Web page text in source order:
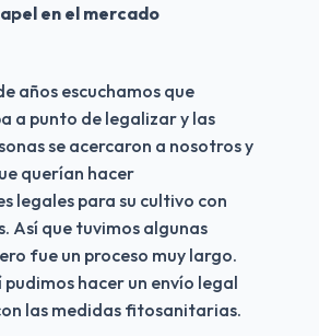
en el mercado
años escuchamos que
a punto de legalizar y las
se acercaron a nosotros y
querían hacer
legales para su cultivo con
Así que tuvimos algunas
fue un proceso muy largo.
pudimos hacer un envío legal
las medidas fitosanitarias.